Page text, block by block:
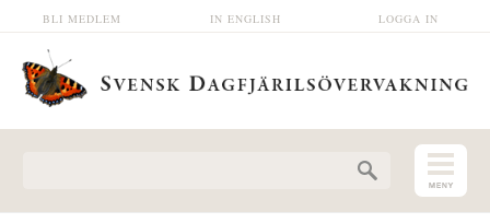
Hoppa till huvudinnehåll LOGGA IN
IN ENGLISH
BLI MEDLEM